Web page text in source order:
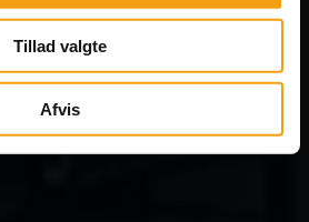
Tillad valgte
Afvis